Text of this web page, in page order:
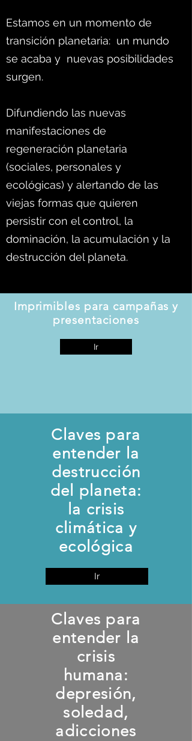
Estamos en un momento de
transición planetaria: un mundo
se acaba y nuevas posibilidades
surgen.
Difundiendo las nuevas
manifestaciones de
regeneración planetaria
(sociales, personales y
ecológicas) y alertando de las
viejas formas que quieren
persistir con el control, la
dominación, la acumulación y la
destrucción del planeta.
Imprimibles para campañas y
presentaciones
Ir
Claves para
entender la
destrucción
del planeta:
la crisis
climática y
ecológica
Ir
Claves para
entender la
crisis
humana:
depresión,
soledad,
adicciones